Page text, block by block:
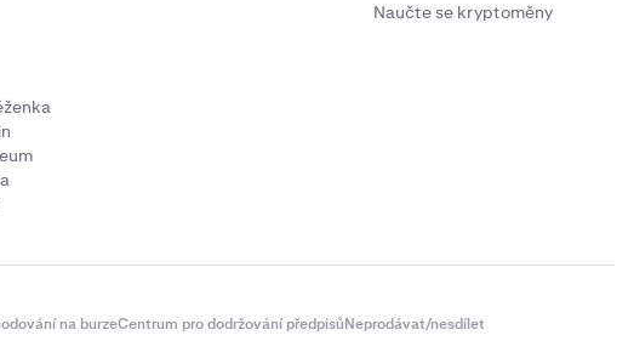
Naučte se kryptoměny
na burzeCentrum pro dodržování předpisůNeprodávat/nesdílet